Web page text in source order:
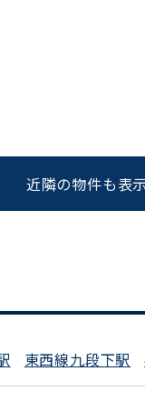
近隣の物件も表示
東西線九段下駅